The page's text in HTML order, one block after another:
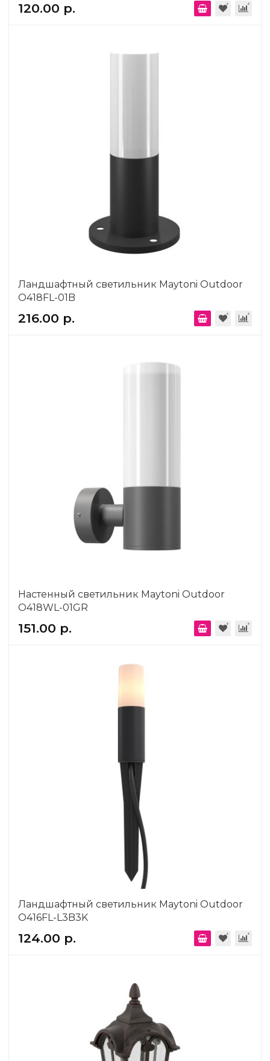
120.00 р.
Ландшафтный светильник Maytoni Outdoor
O418FL-01B
216.00 р.
Настенный светильник Maytoni Outdoor
O418WL-01GR
151.00 р.
Ландшафтный светильник Maytoni Outdoor
O416FL-L3B3K
124.00 р.